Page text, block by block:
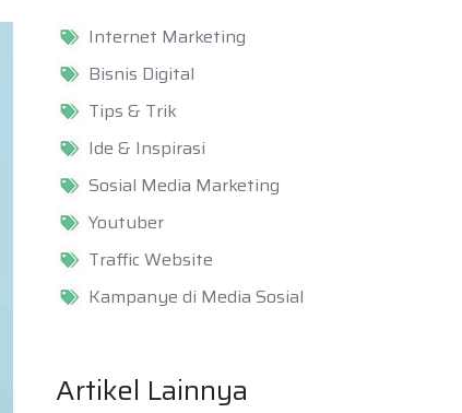
Internet Marketing
Bisnis Digital
Tips & Trik
Ide & Inspirasi
Sosial Media Marketing
Youtuber
Traffic Website
Kampanye di Media Sosial
Artikel Lainnya